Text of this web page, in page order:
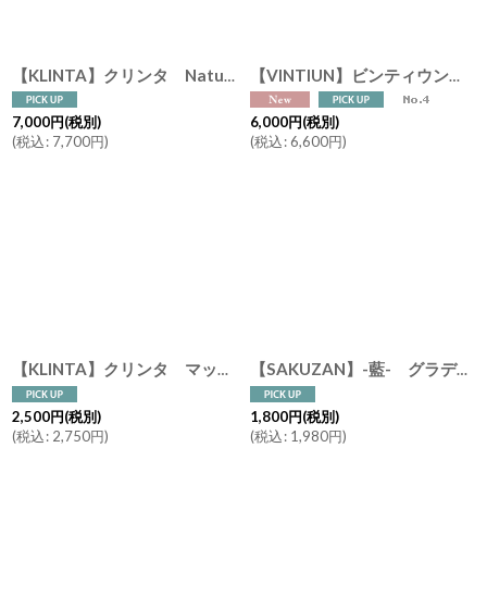
【KLINTA】クリンタ Nature Collection マッサージキャンドル 限定 ギフトセット プレゼント ギフト ギフトボックス ピーチ ハニーデューメロン リリー バブル ピンクグレープフルーツ
7,000円(税別)
(税込: 7,700円)
【VINTIUN】ビンティウン スタールームライト 木製星型ライト ナイトライト 名入れ カスタマイズ スペイン製
6,000円(税別)
(税込:6,600円)
【KLINTA】クリンタ マッサージキャンドル 90ml スウェーデン イギリス アロマキャンドル 香り ギフト メッセージ アロマ
2,500円(税別)
(税込: 2,750円)
【SAKUZAN】-藍- グラデーション 碗 茶碗 ターコイズ ボール カップ お碗 作山窯 日本製 美濃焼 釉薬 涼しげ
1,800円(税別)
(税込: 1,980円)